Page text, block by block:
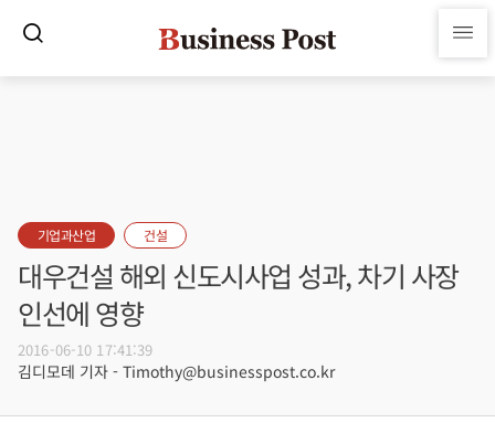
기업과산업 건설
대우건설 해외 신도시사업 성과, 차기 사장
인선에 영향
2016-06-10 17:41:39
김디모데 기자 - Timothy@businesspost.co.kr